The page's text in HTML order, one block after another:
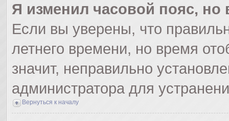
Я изменил часовой пояс,
Если вы уверены, что
летнего времени, но время
значит, неправильно
администратора для
Вернуться к началу